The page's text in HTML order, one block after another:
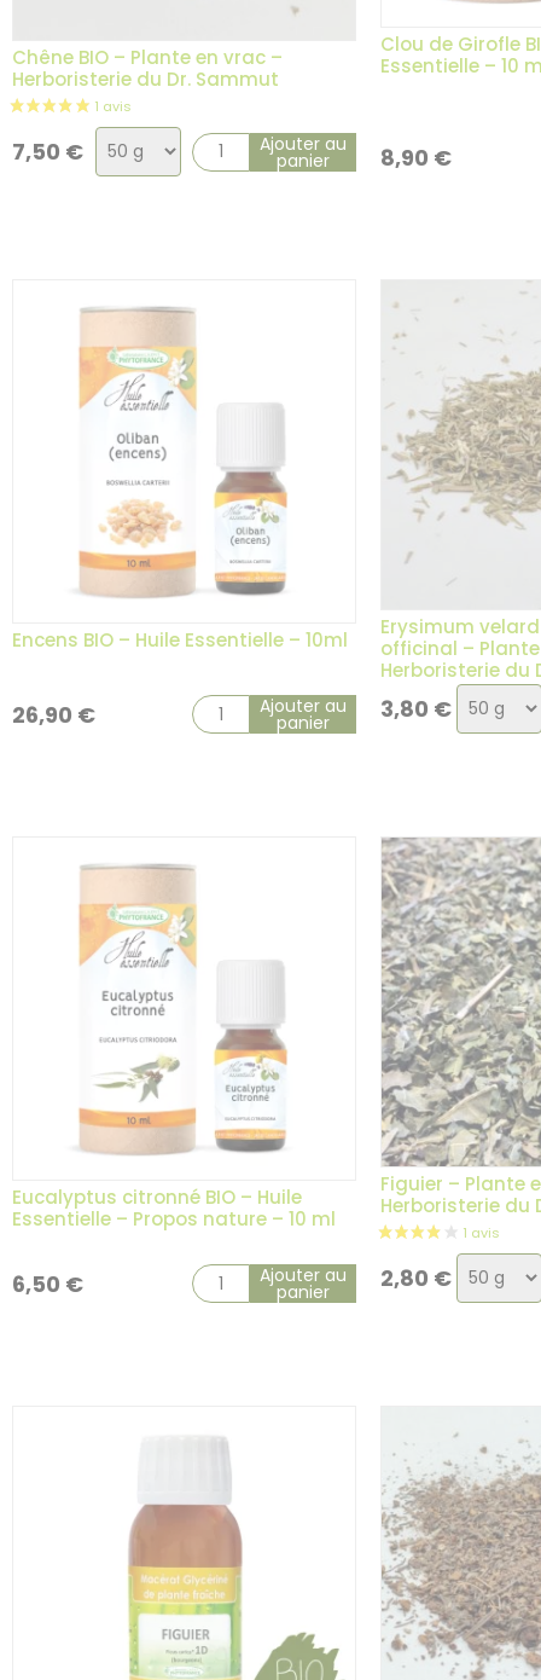
Chêne BIO – Plante en vrac –
Herboristerie du Dr. Sammut
7,50 €
Choix
de
Ajouter au
panier
Clou de Girofle
Essentielle – 10
8,90 €
Encens BIO – Huile Essentielle – 10ml
26,90 € Ajouter au
panier
Erysimum
officinal –
Herboristerie du
3,80 € Choix
de
Eucalyptus citronné BIO – Huile
Essentielle – Propos nature – 10 ml
6,50 € Ajouter au
panier
Figuier – Plante
Herboristerie du
2,80 € Choix
de